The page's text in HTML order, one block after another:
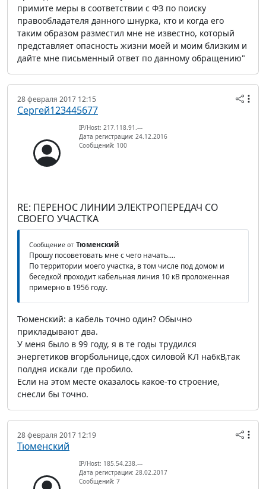
примите меры в соответствии с ФЗ по поиску
правообладателя данного шнурка, кто и когда его
таким образом разместил мне не известно, который
представляет опасность жизни моей и моим близким и
дайте мне письменный ответ по данному обращению"
28 февраля 2017 12:15
Сергей123445677
IP/Host: 217.118.91.---
Дата регистрации: 24.12.2016
Сообщений: 100
RE: ПЕРЕНОС ЛИНИИ ЭЛЕКТРОПЕРЕДАЧ СО
СВОЕГО УЧАСТКА
Сообщение от Тюменский
Прошу посоветовать мне с чего начать....
По территории моего участка, в том числе под домом и
беседкой проходит кабельная линия 10 кВ проложенная
примерно в 1956 году.
Тюменский: а кабель точно один? Обычно
прикладывают два.
У меня было в 99 году, я в те годы трудился
энергетиков вгорбольнице,сдох силовой КЛ на6кВ,так
полдня искали где пробило.
Если на этом месте оказалось какое-то строение,
снесли бы точно.
28 февраля 2017 12:19
Тюменский
IP/Host: 185.54.238.---
Дата регистрации: 28.02.2017
Сообщений: 7